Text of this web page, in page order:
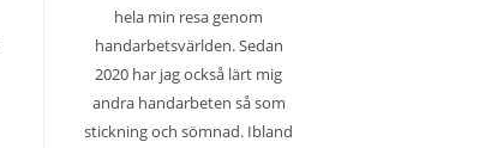
hela min resa genom
handarbetsvärlden. Sedan
2020 har jag också lärt mig
andra handarbeten så som
stickning och sömnad. Ibland